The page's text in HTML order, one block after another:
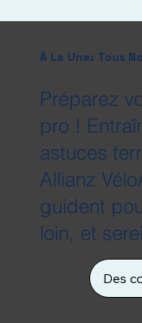
À La Une: Tous
Préparez
pro !
astuces
Allianz
guident
loin, et
Des